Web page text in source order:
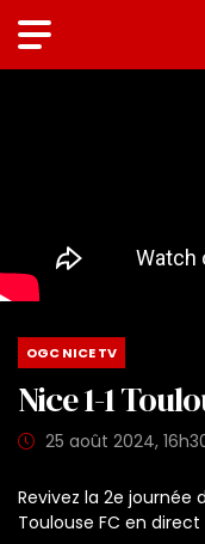
OGC NICE TV
Nice 1-1
25 août 2024,
Revivez la 2e journée
Toulouse FC en